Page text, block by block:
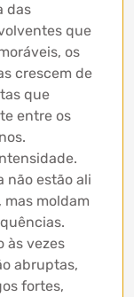
das
que
os
crescem de
que
entre os
não estão ali
moldam
às vezes
abruptas,
fortes,